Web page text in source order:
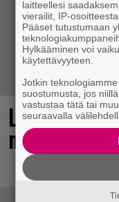
Loistopeli
mutta pidä
laitteellesi
vierailit, IP-
Pääset tutustumaan
Hylkääminen voi
käytettävyyteen.
Jotkin
suostumusta, jos
vastustaa tätä tai
seuraavalla